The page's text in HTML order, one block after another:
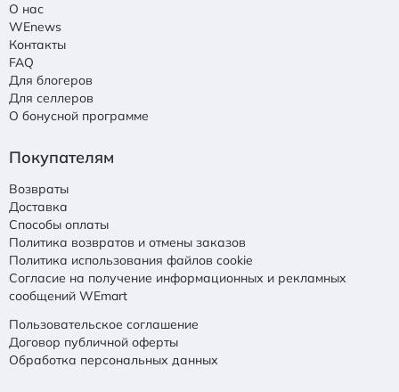
О нас
WEnews
Контакты
FAQ
Для блогеров
Для селлеров
О бонусной программе
Покупателям
Возвраты
Доставка
Способы оплаты
Политика возвратов и отмены заказов
Политика использования файлов cookie
Согласие на получение информационных и рекламных
сообщений WEmart
Пользовательское соглашение
Договор публичной оферты
Обработка персональных данных